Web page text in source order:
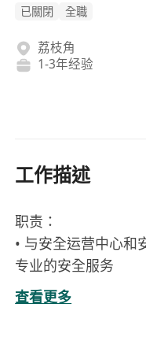
已關閉 全職
荔枝角
1-3年经验
工作描述
职责：
• 与安全运营中心和
专业的安全服务
• 设计、实施和监控
络和信息
查看更多